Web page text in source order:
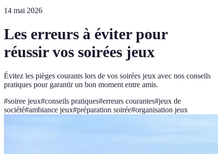
14 mai 2026
Les erreurs à éviter pour
réussir vos soirées jeux
Évitez les pièges courants lors de vos soirées jeux avec nos conseils
pratiques pour garantir un bon moment entre amis.
#soiree jeux#conseils pratiques#erreurs courantes#jeux de
société#ambiance jeux#préparation soirée#organisation jeux